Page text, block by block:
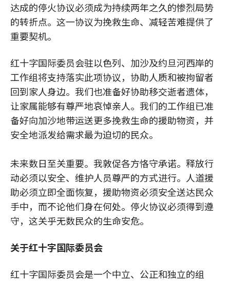
达成的停火协议必须成为持续两年之久的惨烈局势
的转折点。这一协议为挽救生命、减轻苦难提供了
重要契机。
红十字国际委员会驻以色列、加沙及约旦河西岸的
工作组将支持落实此项协议，协助人质和被拘留者
回到家人身边。我们也准备好协助移交逝者遗体，
让家属能够有尊严地哀悼亲人。我们的工作组已准
备好向加沙地带运送更多挽救生命的援助物资，并
安全地派发给需求最为迫切的民众。
未来数日至关重要。我敦促各方恪守承诺。释放行
动必须以安全、维护人员尊严的方式进行。人道援
助必须立即全面恢复，援助物资必须安全送达民众
手中，而不论他们身在何处。停火协议必须得到遵
守，这关乎无数民众的生命安危。
关于红十字国际委员会
红十字国际委员会是一个中立、公正和独立的组